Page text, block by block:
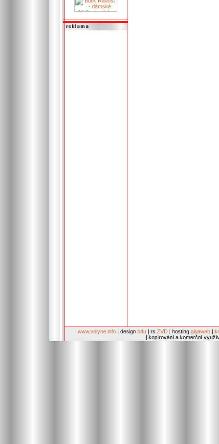
www.volyne.info | design b4u | rs ZVD | hosting gigaweb |
| kopírování a komerční